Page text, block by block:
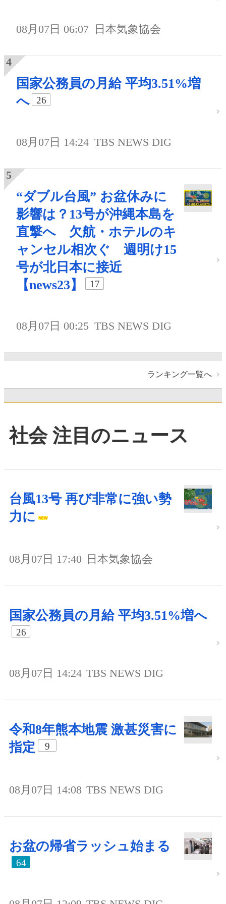
08月07日 06:07 日本気象協会
国家公務員の月給 平均3.51%増
へ
26
08月07日 14:24 TBS NEWS DIG
“ダブル台風” お盆休みに
影響は？13号が沖縄本島を
直撃へ 欠航・ホテルのキ
ャンセル相次ぐ 週明け15
号が北日本に接近
【news23】
17
08月07日 00:25 TBS NEWS DIG
ランキング一覧へ
社会 注目のニュース
台風13号 再び非常に強い勢
力に
08月07日 17:40 日本気象協会
国家公務員の月給 平均3.51%増へ
26
08月07日 14:24 TBS NEWS DIG
令和8年熊本地震 激甚災害に
指定
9
08月07日 14:08 TBS NEWS DIG
お盆の帰省ラッシュ始まる
64